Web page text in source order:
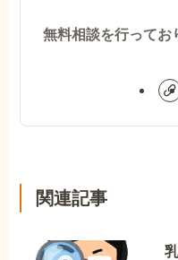
無料相談を行ってお
関連記事